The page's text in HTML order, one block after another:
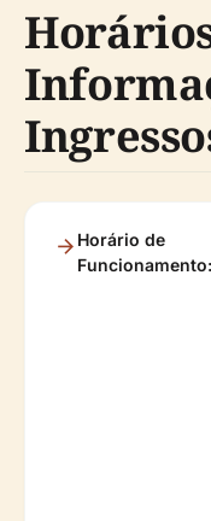
Horário de
Funcionamento: